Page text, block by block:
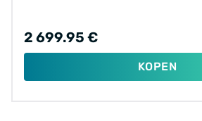
2 699.95 €
KOPEN